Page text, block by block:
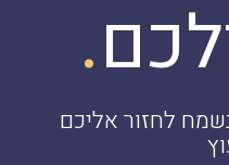
.
לחזור אליכם